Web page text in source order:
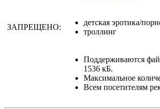
ЗАПРЕЩЕНО:
детская эротика/
троллинг
Поддерживаются
1536 кБ.
Максимальное
Всем посетителям